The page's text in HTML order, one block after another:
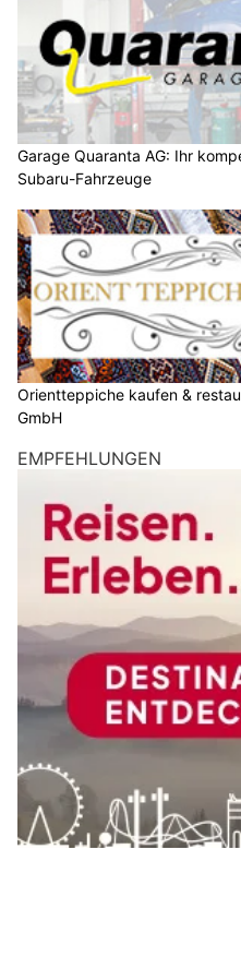
Garage Quaranta AG: Ihr
Subaru-Fahrzeuge
Orientteppiche kaufen &
GmbH
EMPFEHLUNGEN